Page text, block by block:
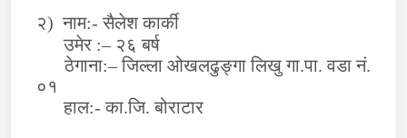
२) नाम:- सैलेश कार्की
उमेर :– २६ बर्ष
ठेगाना:– जिल्ला ओखलढुङ्गा लिखु गा.पा. वडा नं.
०१
हाल:- का.जि. बोराटार